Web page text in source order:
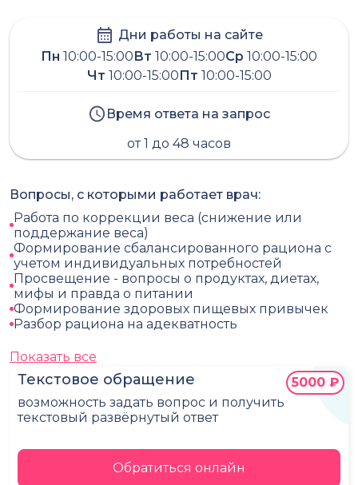
Дни работы на сайте
Пн 10:00-15:00Вт 10:00-15:00Ср 10:00-15:00
Чт 10:00-15:00Пт 10:00-15:00
Время ответа на запрос
от 1 до 48 часов
Текстовое обращение
возможность задать вопрос и получить
текстовый развёрнутый ответ
5000 ₽
Обратиться онлайн
Вопросы, с которыми работает врач:
Работа по коррекции веса (снижение или
поддержание веса)
Формирование сбалансированного рациона с
учетом индивидуальных потребностей
Просвещение - вопросы о продуктах, диетах,
мифы и правда о питании
Формирование здоровых пищевых привычек
Разбор рациона на адекватность
Показать все